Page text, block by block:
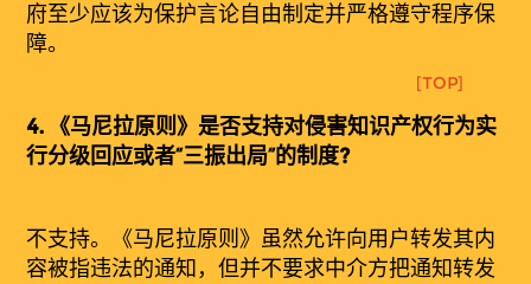
府至少应该为保护言论自由制定并严格遵守程序保
障。
[TOP]
4. 《马尼拉原则》是否支持对侵害知识产权行为实
行分级回应或者“三振出局”的制度?
不支持。《马尼拉原则》虽然允许向用户转发其内
容被指违法的通知，但并不要求中介方把通知转发